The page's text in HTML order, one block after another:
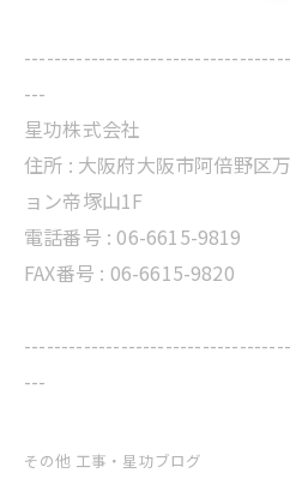
---
星功株式会社
住所 : 大阪府大阪市阿倍野区
ョン帝塚山1F
電話番号 : 06-6615-9819
FAX番号 : 06-6615-9820
---
その他 工事・星功ブログ